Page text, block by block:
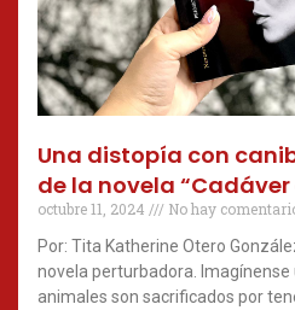
Una distopía con
de la novela
octubre 11, 2024
No hay
Por: Tita Katherine Otero
novela perturbadora. Imagínense
animales son sacrificados por